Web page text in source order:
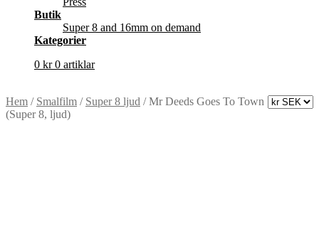
Butik
Super 8 and 16mm on demand
Kategorier
0 kr 0 artiklar
Hem / Smalfilm / Super 8 ljud /Mr Deeds Goes To Town
(Super 8, ljud)